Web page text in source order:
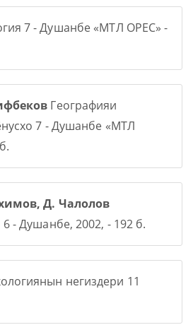
7 - Душанбе «МТЛ ОРЕС» -
Географияи
7 - Душанбе «МТЛ
Д. Чалолов
- Душанбе, 2002, - 192 б.
негиздери 11